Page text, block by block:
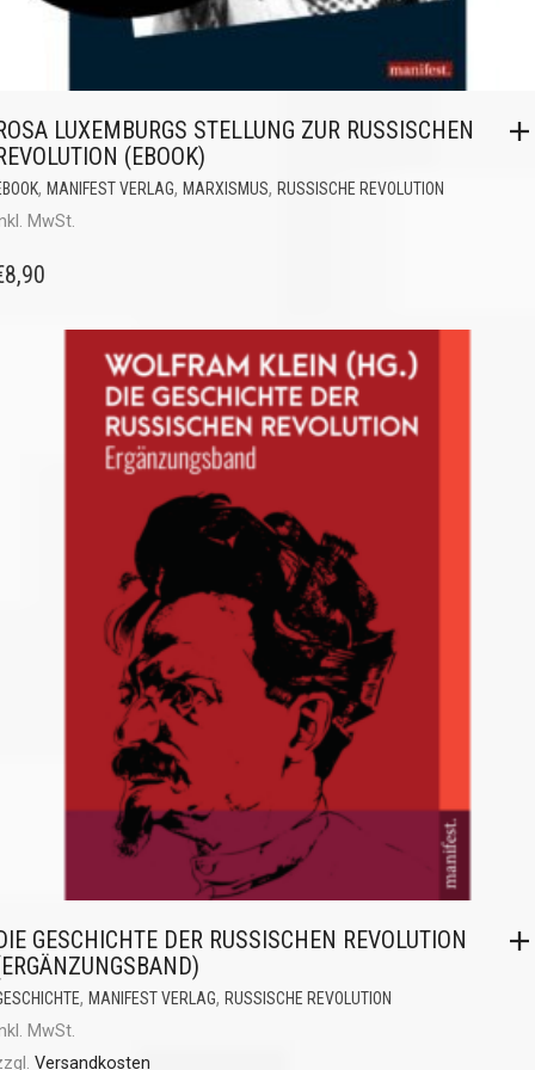
LUXEMBURGS STELLUNG ZUR RUSSISCHEN
(EBOOK)
, MANIFEST VERLAG, MARXISMUS, RUSSISCHE REVOLUTION
MwSt.
8,90
GESCHICHTE DER RUSSISCHEN REVOLUTION
, MANIFEST VERLAG, RUSSISCHE REVOLUTION
MwSt.
Versandkosten